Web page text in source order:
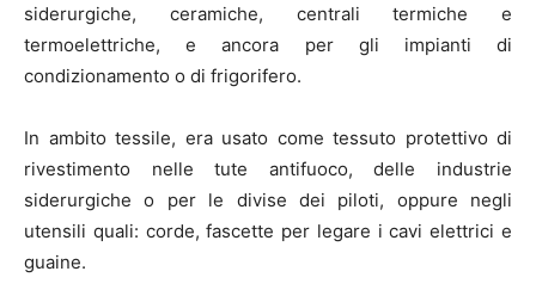
siderurgiche, ceramiche, centrali termiche e
termoelettriche, e ancora per gli impianti di
condizionamento o di frigorifero.
In ambito tessile, era usato come tessuto protettivo di
rivestimento nelle tute antifuoco, delle industrie
siderurgiche o per le divise dei piloti, oppure negli
utensili quali: corde, fascette per legare i cavi elettrici e
guaine.